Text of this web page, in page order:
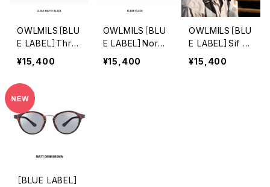
OWLMILS［BLU
E LABEL］Thru
d スルーズ
¥15,400
OWLMILS［BLU
E LABEL］Norn
ノルン
¥15,400
OWLMILS［BLU
E LABEL］Sif シ
フ
¥15,400
［BLUE LABEL］